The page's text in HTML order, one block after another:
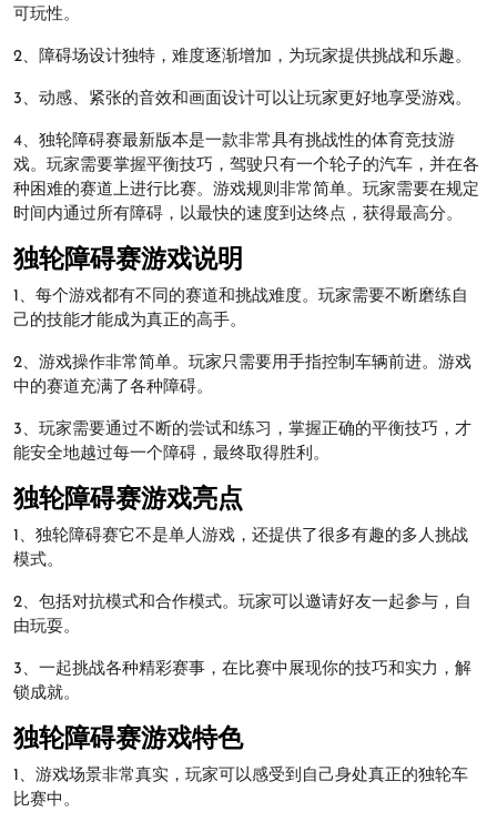
可玩性。
2、障碍场设计独特，难度逐渐增加，为玩家提供挑战和乐趣。
3、动感、紧张的音效和画面设计可以让玩家更好地享受游戏。
4、独轮障碍赛最新版本是一款非常具有挑战性的体育竞技游
戏。玩家需要掌握平衡技巧，驾驶只有一个轮子的汽车，并在各
种困难的赛道上进行比赛。游戏规则非常简单。玩家需要在规定
时间内通过所有障碍，以最快的速度到达终点，获得最高分。
独轮障碍赛游戏说明
1、每个游戏都有不同的赛道和挑战难度。玩家需要不断磨练自
己的技能才能成为真正的高手。
2、游戏操作非常简单。玩家只需要用手指控制车辆前进。游戏
中的赛道充满了各种障碍。
3、玩家需要通过不断的尝试和练习，掌握正确的平衡技巧，才
能安全地越过每一个障碍，最终取得胜利。
独轮障碍赛游戏亮点
1、独轮障碍赛它不是单人游戏，还提供了很多有趣的多人挑战
模式。
2、包括对抗模式和合作模式。玩家可以邀请好友一起参与，自
由玩耍。
3、一起挑战各种精彩赛事，在比赛中展现你的技巧和实力，解
锁成就。
独轮障碍赛游戏特色
1、游戏场景非常真实，玩家可以感受到自己身处真正的独轮车
比赛中。